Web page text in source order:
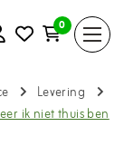
0
Levering
ik niet thuis ben